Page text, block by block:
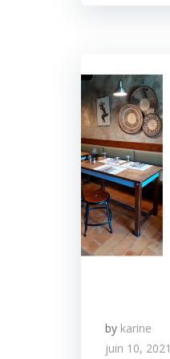
by karine
juin 10, 2021